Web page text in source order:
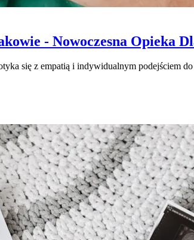
- Nowoczesna Opieka
się z empatią i indywidualnym podejściem do